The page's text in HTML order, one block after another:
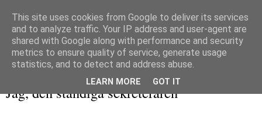
Jag, den ständiga sekreteraren
This site uses cookies from Google to deliver its services
and to analyze traffic. Your IP address and user-agent are
shared with Google along with performance and security
metrics to ensure quality of service, generate usage
statistics, and to detect and address abuse.
LEARN MORE GOT IT